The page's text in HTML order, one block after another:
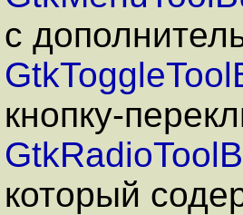
с
кнопку-
который